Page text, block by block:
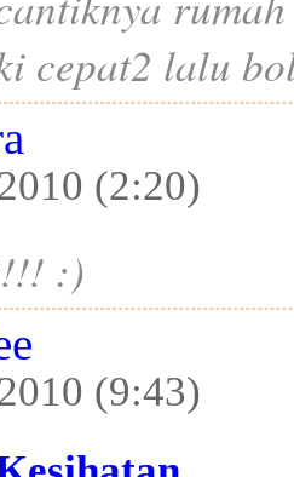
cepat2 lalu
(2:20)
:)
(9:43)